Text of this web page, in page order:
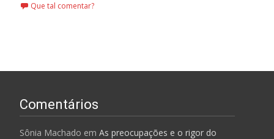
Que tal comentar?
Comentários
Sônia Machado em As preocupações e o rigor do